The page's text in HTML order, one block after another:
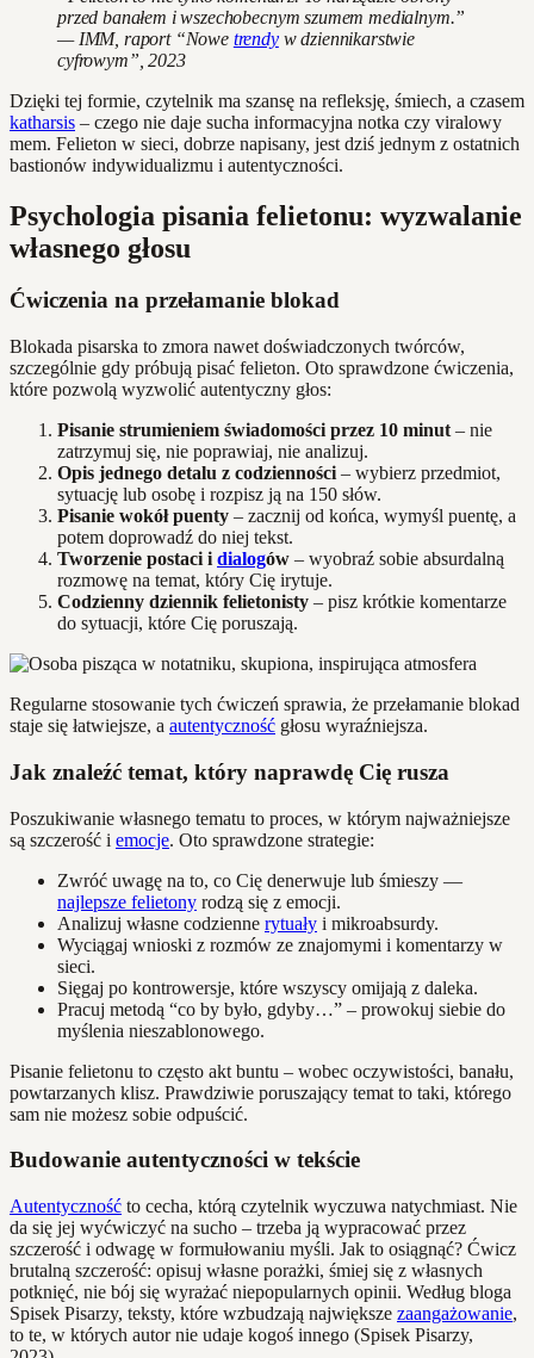
przed banałem i wszechobecnym szumem medialnym.”
— IMM, raport “Nowe trendyw dziennikarstwie
cyfrowym”, 2023
Dzięki tej formie, czytelnik ma szansę na refleksję, śmiech, a czasem
katharsis – czego nie daje sucha informacyjna notka czy viralowy
mem. Felieton w sieci, dobrze napisany, jest dziś jednym z ostatnich
bastionów indywidualizmu i autentyczności.
Psychologia pisania felietonu: wyzwalanie
własnego głosu
Ćwiczenia na przełamanie blokad
Blokada pisarska to zmora nawet doświadczonych twórców,
szczególnie gdy próbują pisać felieton. Oto sprawdzone ćwiczenia,
które pozwolą wyzwolić autentyczny głos:
Pisanie strumieniem świadomości przez 10 minut – nie
zatrzymuj się, nie poprawiaj, nie analizuj.
Opis jednego detalu z codzienności – wybierz przedmiot,
sytuację lub osobę i rozpisz ją na 150 słów.
Pisanie wokół puenty – zacznij od końca, wymyśl puentę, a
potem doprowadź do niej tekst.
Tworzenie postaci i dialogów – wyobraź sobie absurdalną
rozmowę na temat, który Cię irytuje.
Codzienny dziennik felietonisty – pisz krótkie komentarze
do sytuacji, które Cię poruszają.
Regularne stosowanie tych ćwiczeń sprawia, że przełamanie blokad
staje się łatwiejsze, a autentyczność głosu wyraźniejsza.
Jak znaleźć temat, który naprawdę Cię rusza
Poszukiwanie własnego tematu to proces, w którym najważniejsze
są szczerość i emocje. Oto sprawdzone strategie:
Zwróć uwagę na to, co Cię denerwuje lub śmieszy —
najlepsze felietony rodzą się z emocji.
Analizuj własne codzienne rytuały i mikroabsurdy.
Wyciągaj wnioski z rozmów ze znajomymi i komentarzy w
sieci.
Sięgaj po kontrowersje, które wszyscy omijają z daleka.
Pracuj metodą “co by było, gdyby…” – prowokuj siebie do
myślenia nieszablonowego.
Pisanie felietonu to często akt buntu – wobec oczywistości, banału,
powtarzanych klisz. Prawdziwie poruszający temat to taki, którego
sam nie możesz sobie odpuścić.
Budowanie autentyczności w tekście
Autentyczność to cecha, którą czytelnik wyczuwa natychmiast. Nie
da się jej wyćwiczyć na sucho – trzeba ją wypracować przez
szczerość i odwagę w formułowaniu myśli. Jak to osiągnąć? Ćwicz
brutalną szczerość: opisuj własne porażki, śmiej się z własnych
potknięć, nie bój się wyrażać niepopularnych opinii. Według bloga
Spisek Pisarzy, teksty, które wzbudzają największe zaangażowanie,
to te, w których autor nie udaje kogoś innego (Spisek Pisarzy,